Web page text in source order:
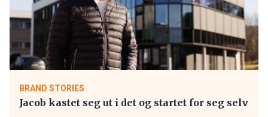
BRAND STORIES
Jacob kastet seg ut i det og startet for seg selv